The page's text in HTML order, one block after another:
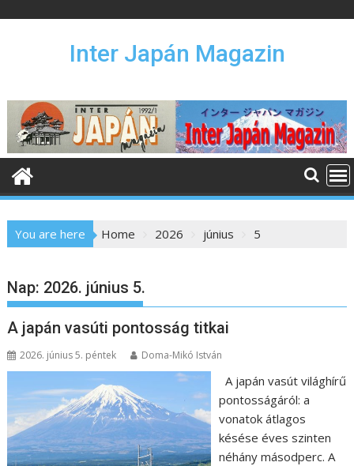
n
e
Inter Japán Magazin
You are here Home 2026 június 5
Nap: 2026. június 5.
A japán vasúti pontosság titkai
2026. június 5. péntek Doma-Mikó István
A japán vasút világhírű
pontosságáról: a
vonatok átlagos
késése éves szinten
néhány másodperc. A